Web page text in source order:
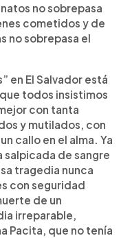
no sobrepasa
cometidos y de
no sobrepasa el
en El Salvador está
todos insistimos
con tanta
y mutilados, con
callo en el alma. Ya
salpicada de sangre
tragedia nunca
con seguridad
de un
irreparable,
Pacita, que no tenía